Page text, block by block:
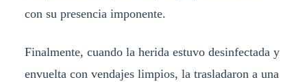
con su presencia imponente.
Finalmente, cuando la herida estuvo desinfectada y
envuelta con vendajes limpios, la trasladaron a una